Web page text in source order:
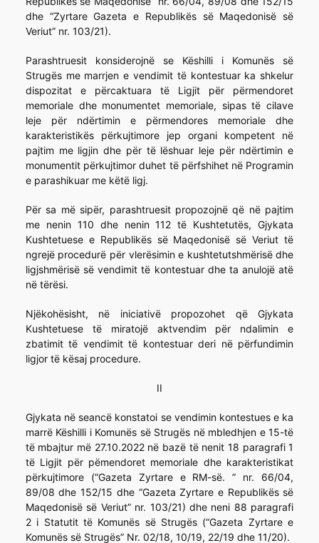
dhe “Zyrtare Gazeta e Republikës së Maqedonisë së
Veriut” nr. 103/21).
Parashtruesit konsiderojnë se Këshilli i Komunës së
Strugës me marrjen e vendimit të kontestuar ka shkelur
dispozitat e përcaktuara të Ligjit për përmendoret
memoriale dhe monumentet memoriale, sipas të cilave
leje për ndërtimin e përmendores memoriale dhe
karakteristikës përkujtimore jep organi kompetent në
pajtim me ligjin dhe për të lëshuar leje për ndërtimin e
monumentit përkujtimor duhet të përfshihet në Programin
e parashikuar me këtë ligj.
Për sa më sipër, parashtruesit propozojnë që në pajtim
me nenin 110 dhe nenin 112 të Kushtetutës, Gjykata
Kushtetuese e Republikës së Maqedonisë së Veriut të
ngrejë procedurë për vlerësimin e kushtetutshmërisë dhe
ligjshmërisë së vendimit të kontestuar dhe ta anulojë atë
në tërësi.
Njëkohësisht, në iniciativë propozohet që Gjykata
Kushtetuese të miratojë aktvendim për ndalimin e
zbatimit të vendimit të kontestuar deri në përfundimin
ligjor të kësaj procedure.
II
Gjykata në seancë konstatoi se vendimin kontestues e ka
marrë Këshilli i Komunës së Strugës në mbledhjen e 15-të
të mbajtur më 27.10.2022 në bazë të nenit 18 paragrafi 1
të Ligjit për pëmendoret memoriale dhe karakteristikat
përkujtimore (“Gazeta Zyrtare e RM-së. ” nr. 66/04,
89/08 dhe 152/15 dhe “Gazeta Zyrtare e Republikës së
Maqedonisë së Veriut” nr. 103/21) dhe neni 88 paragrafi
2 i Statutit të Komunës së Strugës (“Gazeta Zyrtare e
Komunës së Strugës” Nr. 02/18, 10/19, 22/19 dhe 11/20).